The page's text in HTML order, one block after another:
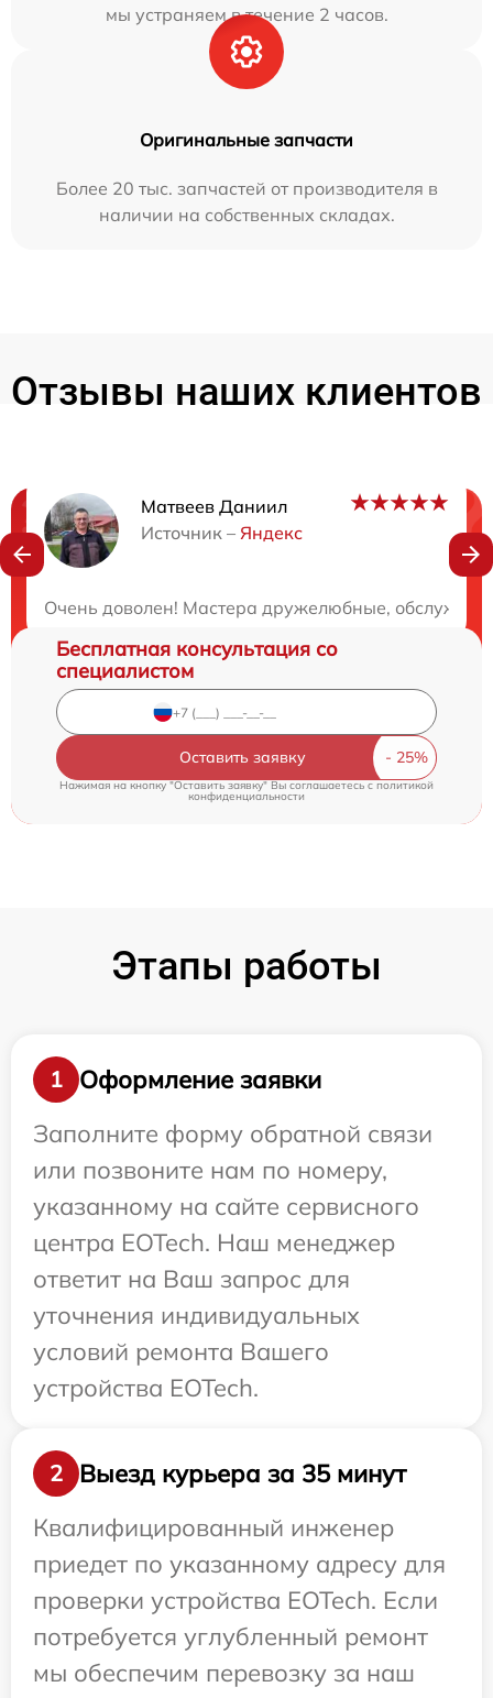
мы устраняем в течение 2 часов.
Оригинальные запчасти
Более 20 тыс. запчастей от производителя в
наличии на собственных складах.
Отзывы наших клиентов
Матвеев Даниил
Источник – Яндекс
Очень доволен! Мастера дружелюбные,
Нужна консультация?
Бесплатная консультация со
специалистом
Оставить заявку
Нажимая на кнопку "Оставить заявку" Вы соглашаетесь cполитикой
конфиденциальности
Этапы работы
1
Оформление заявки
Заполните форму обратной связи
или позвоните нам по номеру,
указанному на сайте сервисного
центра EOTech. Наш менеджер
ответит на Ваш запрос для
уточнения индивидуальных
условий ремонта Вашего
устройства EOTech.
2
Выезд курьера за 35 минут
Квалифицированный инженер
приедет по указанному адресу для
проверки устройства EOTech. Если
потребуется углубленный ремонт
мы обеспечим перевозку за наш